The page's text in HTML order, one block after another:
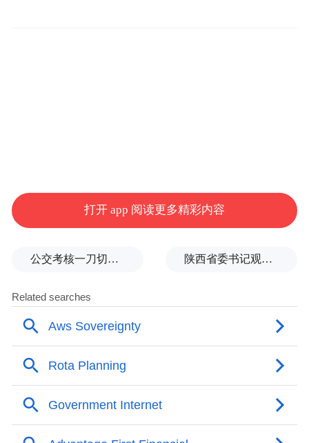
2012年3月，任杭州市余杭区人民政府副区
长。
2015年4月，任中共杭州市经济和信息化委员
曾任杭州市科协党组成员、副主席 ，浙江省
杭州市国有资产监督管理委员会党委副书
记，杭州市委军民融合办常务副主任
2023年8月，重庆两江新区党工委委员、管委
会副主任
打开 app 阅读更多精彩内容
公交考核一刀切司机不敢开空调：别把压力转嫁一线员工 陕西省委书记观摩直播带货，同董宇辉交流